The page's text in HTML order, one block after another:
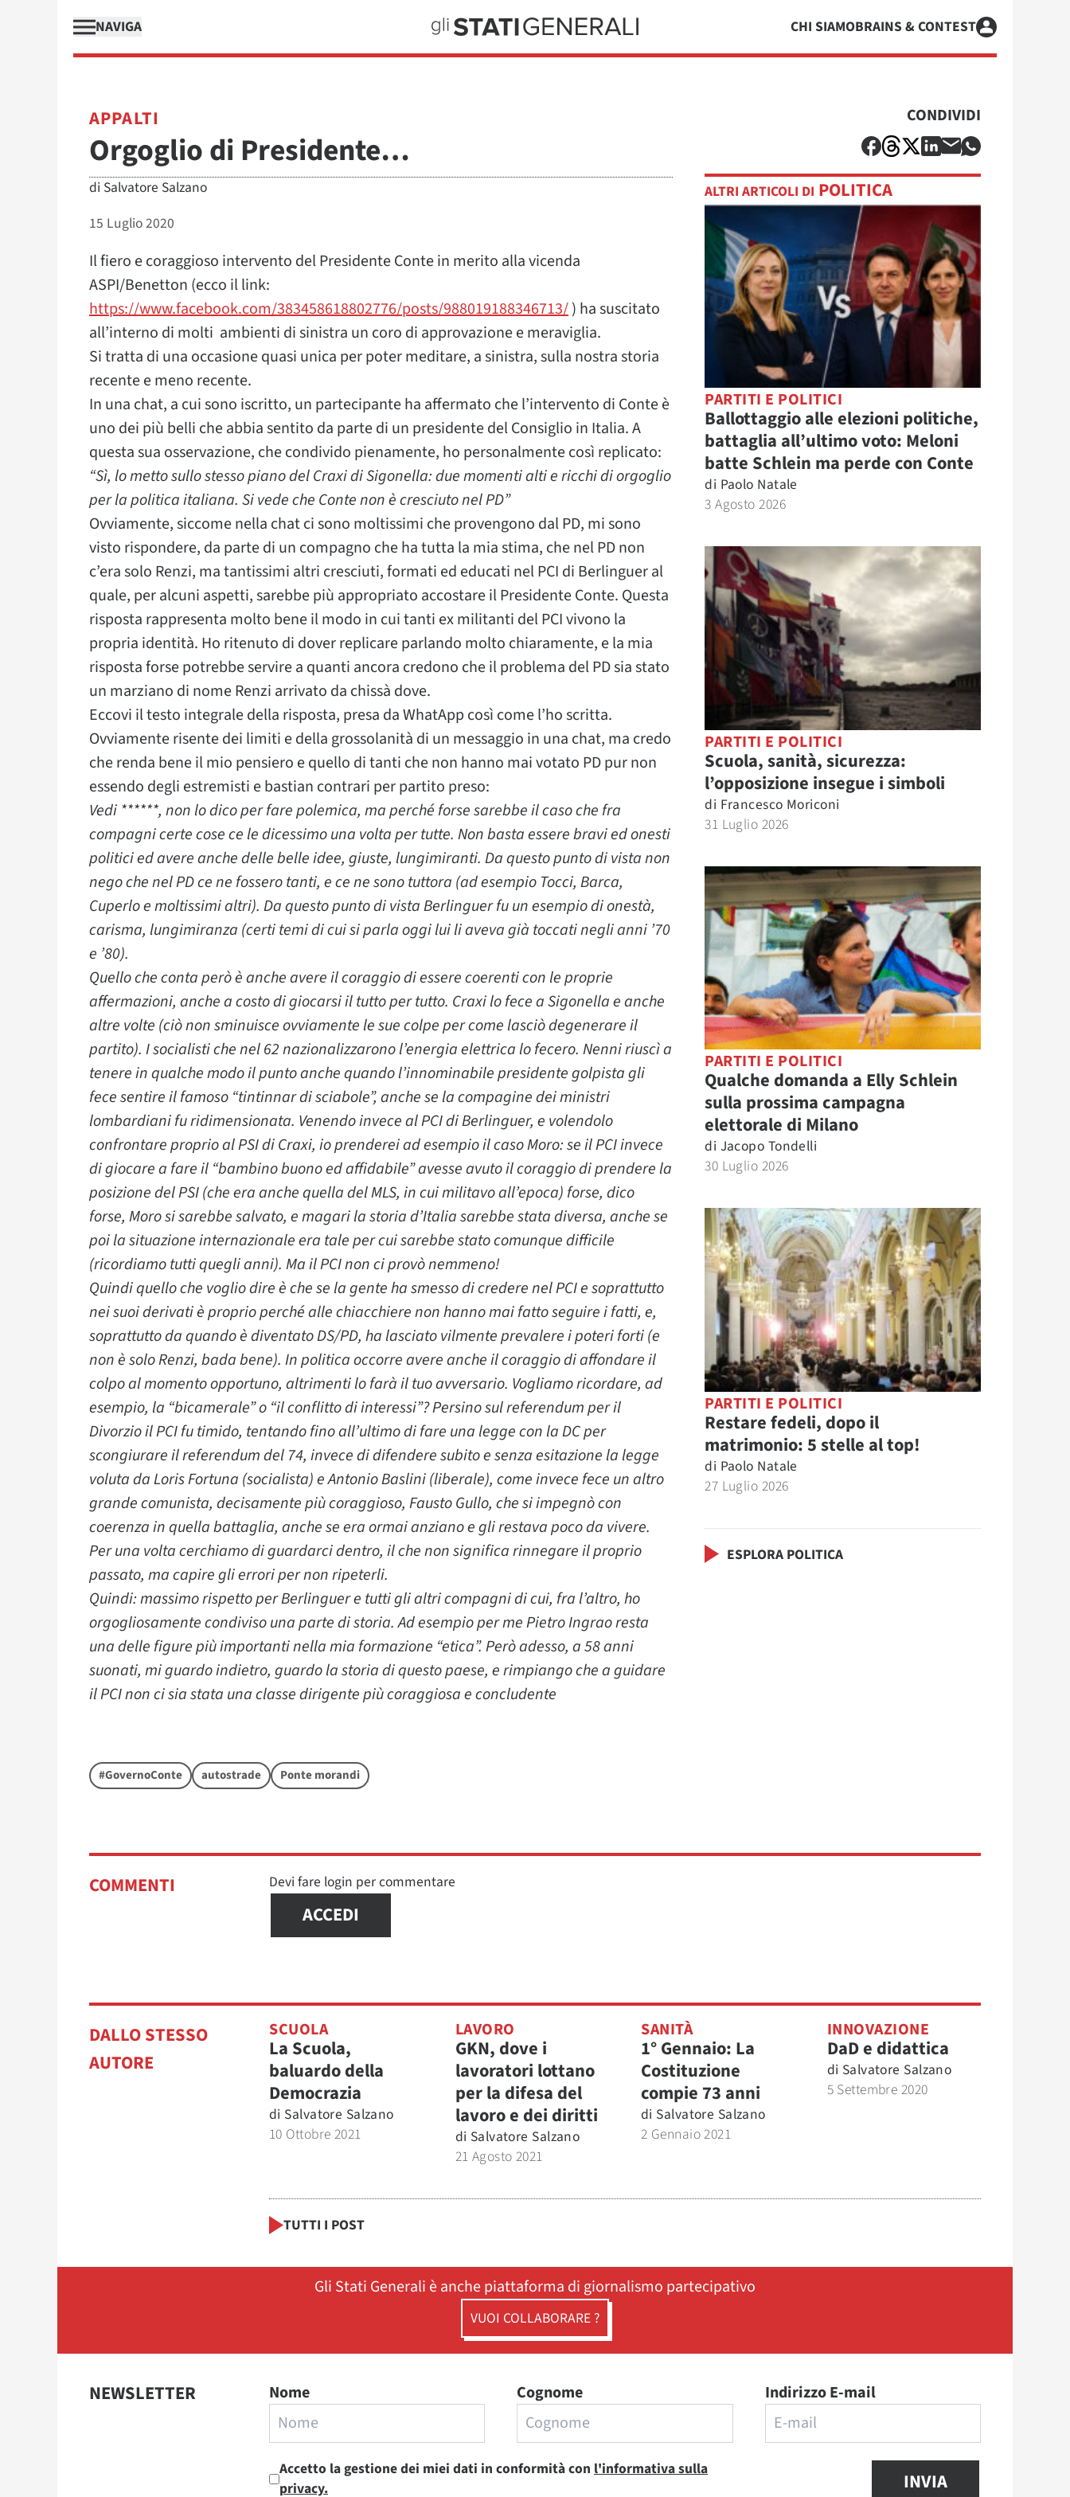
NAVIGA CHI SIAMOBRAINS & CONTEST
APPALTI
Orgoglio di Presidente…
di Salvatore Salzano
15 Luglio 2020
Il fiero e coraggioso intervento del Presidente Conte in merito alla vicenda
ASPI/Benetton (ecco il link:
https://www.facebook.com/383458618802776/posts/988019188346713/) ha suscitato
all’interno di molti ambienti di sinistra un coro di approvazione e meraviglia.
Si tratta di una occasione quasi unica per poter meditare, a sinistra, sulla nostra storia
recente e meno recente.
In una chat, a cui sono iscritto, un partecipante ha affermato che l’intervento di Conte è
uno dei più belli che abbia sentito da parte di un presidente del Consiglio in Italia. A
questa sua osservazione, che condivido pienamente, ho personalmente così replicato:
“Sì, lo metto sullo stesso piano del Craxi di Sigonella: due momenti alti e ricchi di orgoglio
per la politica italiana. Si vede che Conte non è cresciuto nel PD”
Ovviamente, siccome nella chat ci sono moltissimi che provengono dal PD, mi sono
visto rispondere, da parte di un compagno che ha tutta la mia stima, che nel PD non
c’era solo Renzi, ma tantissimi altri cresciuti, formati ed educati nel PCI di Berlinguer al
quale, per alcuni aspetti, sarebbe più appropriato accostare il Presidente Conte. Questa
risposta rappresenta molto bene il modo in cui tanti ex militanti del PCI vivono la
propria identità. Ho ritenuto di dover replicare parlando molto chiaramente, e la mia
risposta forse potrebbe servire a quanti ancora credono che il problema del PD sia stato
un marziano di nome Renzi arrivato da chissà dove.
Eccovi il testo integrale della risposta, presa da WhatApp così come l’ho scritta.
Ovviamente risente dei limiti e della grossolanità di un messaggio in una chat, ma credo
che renda bene il mio pensiero e quello di tanti che non hanno mai votato PD pur non
essendo degli estremisti e bastian contrari per partito preso:
Vedi ******, non lo dico per fare polemica, ma perché forse sarebbe il caso che fra
compagni certe cose ce le dicessimo una volta per tutte. Non basta essere bravi ed onesti
politici ed avere anche delle belle idee, giuste, lungimiranti. Da questo punto di vista non
nego che nel PD ce ne fossero tanti, e ce ne sono tuttora (ad esempio Tocci, Barca,
Cuperlo e moltissimi altri). Da questo punto di vista Berlinguer fu un esempio di onestà,
carisma, lungimiranza (certi temi di cui si parla oggi lui li aveva già toccati negli anni ’70
e ’80).
Quello che conta però è anche avere il coraggio di essere coerenti con le proprie
affermazioni, anche a costo di giocarsi il tutto per tutto. Craxi lo fece a Sigonella e anche
altre volte (ciò non sminuisce ovviamente le sue colpe per come lasciò degenerare il
partito). I socialisti che nel 62 nazionalizzarono l’energia elettrica lo fecero. Nenni riuscì a
tenere in qualche modo il punto anche quando l’innominabile presidente golpista gli
fece sentire il famoso “tintinnar di sciabole”, anche se la compagine dei ministri
lombardiani fu ridimensionata. Venendo invece al PCI di Berlinguer, e volendolo
confrontare proprio al PSI di Craxi, io prenderei ad esempio il caso Moro: se il PCI invece
di giocare a fare il “bambino buono ed affidabile” avesse avuto il coraggio di prendere la
posizione del PSI (che era anche quella del MLS, in cui militavo all’epoca) forse, dico
forse, Moro si sarebbe salvato, e magari la storia d’Italia sarebbe stata diversa, anche se
poi la situazione internazionale era tale per cui sarebbe stato comunque difficile
(ricordiamo tutti quegli anni). Ma il PCI non ci provò nemmeno!
Quindi quello che voglio dire è che se la gente ha smesso di credere nel PCI e soprattutto
nei suoi derivati è proprio perché alle chiacchiere non hanno mai fatto seguire i fatti, e,
soprattutto da quando è diventato DS/PD, ha lasciato vilmente prevalere i poteri forti (e
non è solo Renzi, bada bene). In politica occorre avere anche il coraggio di affondare il
colpo al momento opportuno, altrimenti lo farà il tuo avversario. Vogliamo ricordare, ad
esempio, la “bicamerale” o “il conflitto di interessi”? Persino sul referendum per il
Divorzio il PCI fu timido, tentando fino all’ultimo di fare una legge con la DC per
scongiurare il referendum del 74, invece di difendere subito e senza esitazione la legge
voluta da Loris Fortuna (socialista) e Antonio Baslini (liberale), come invece fece un altro
grande comunista, decisamente più coraggioso, Fausto Gullo, che si impegnò con
coerenza in quella battaglia, anche se era ormai anziano e gli restava poco da vivere.
Per una volta cerchiamo di guardarci dentro, il che non significa rinnegare il proprio
passato, ma capire gli errori per non ripeterli.
Quindi: massimo rispetto per Berlinguer e tutti gli altri compagni di cui, fra l’altro, ho
orgogliosamente condiviso una parte di storia. Ad esempio per me Pietro Ingrao resta
una delle figure più importanti nella mia formazione “etica”. Però adesso, a 58 anni
suonati, mi guardo indietro, guardo la storia di questo paese, e rimpiango che a guidare
il PCI non ci sia stata una classe dirigente più coraggiosa e concludente
#GovernoConte autostrade Ponte morandi
CONDIVIDI
ALTRI ARTICOLI DI POLITICA
PARTITI E POLITICI
Ballottaggio alle elezioni politiche,
battaglia all’ultimo voto: Meloni
batte Schlein ma perde con Conte
di Paolo Natale
3 Agosto 2026
PARTITI E POLITICI
Scuola, sanità, sicurezza:
l’opposizione insegue i simboli
di Francesco Moriconi
31 Luglio 2026
PARTITI E POLITICI
Qualche domanda a Elly Schlein
sulla prossima campagna
elettorale di Milano
di Jacopo Tondelli
30 Luglio 2026
PARTITI E POLITICI
Restare fedeli, dopo il
matrimonio: 5 stelle al top!
di Paolo Natale
27 Luglio 2026
ESPLORA POLITICA
COMMENTI Devi fare login per commentare
ACCEDI
DALLO STESSO
AUTORE
SCUOLA
La Scuola,
baluardo della
Democrazia
di Salvatore Salzano
10 Ottobre 2021
LAVORO
GKN, dove i
lavoratori lottano
per la difesa del
lavoro e dei diritti
di Salvatore Salzano
21 Agosto 2021
SANITÀ
1° Gennaio: La
Costituzione
compie 73 anni
di Salvatore Salzano
2 Gennaio 2021
INNOVAZIONE
DaD e didattica
di Salvatore Salzano
5 Settembre 2020
TUTTI I POST
Gli Stati Generali è anche piattaforma di giornalismo partecipativo
VUOI COLLABORARE ?
NEWSLETTER Nome Cognome Indirizzo E-mail
Accetto la gestione dei miei dati in conformità con l'informativa sulla
privacy.
INVIA